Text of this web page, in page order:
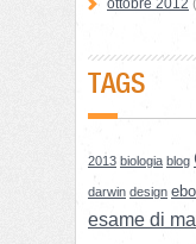
ottobre 2012
TAGS
2013 biologia blog
darwin design
esame di